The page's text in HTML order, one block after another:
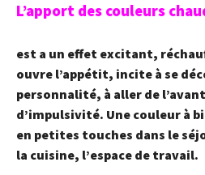
L’apport des couleurs
est a un effet excitant,
ouvre l’appétit, incite à se
personnalité, à aller de
d’impulsivité. Une couleur à
en petites touches dans le
la cuisine, l’espace de travail.